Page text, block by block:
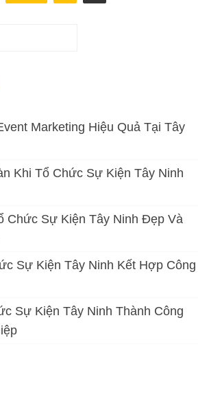
Marketing Hiệu Quả Tại Tây
Khi Tổ Chức Sự Kiện Tây Ninh
Chức Sự Kiện Tây Ninh Đẹp Và
Sự Kiện Tây Ninh Kết Hợp Công
Sự Kiện Tây Ninh Thành Công